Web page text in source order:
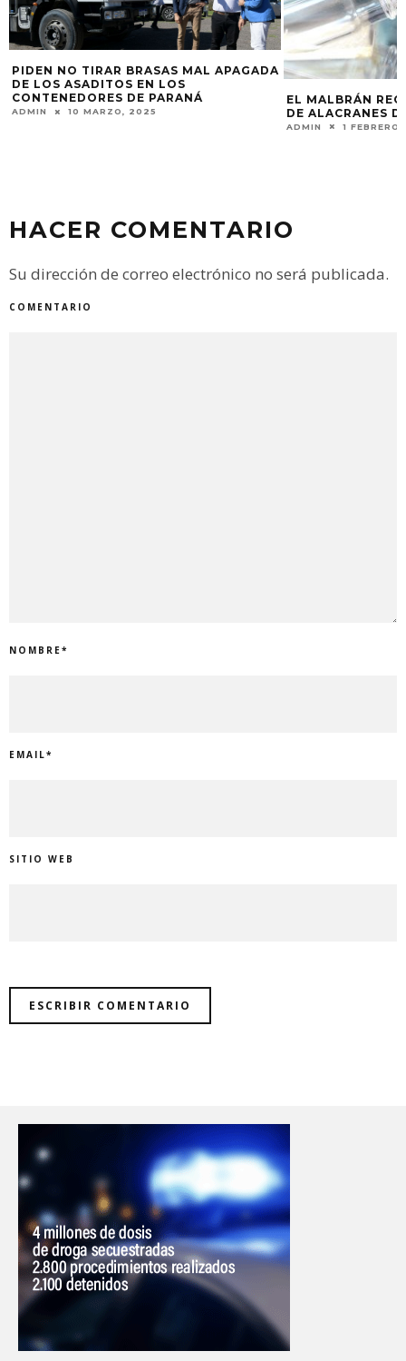
PIDEN NO TIRAR BRASAS MAL APAGADA
DE LOS ASADITOS EN LOS
CONTENEDORES DE PARANÁ
ADMIN 10 MARZO, 2025
EL MALBRÁN
DE ALACRANES
ADMIN 1
HACER COMENTARIO
Su dirección de correo electrónico no será publicada.
COMENTARIO
NOMBRE*
EMAIL*
SITIO WEB